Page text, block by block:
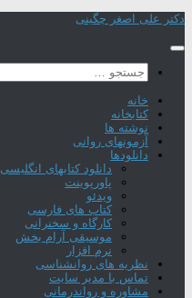
Skip
content
دکتر علی اصغر چگینی
جستجو
برای:
خانه
کتابخانه
نوشته ها
آزمونهای روانی
دانلودها
دانلود کتابهای انگلیسی
پاورپوینت
ویدئو
کتاب های فارسی
کارگاه و سخنرانی
موسیقی آرام بخش
نرم افزار
نظریه های روانشناسی
تماس با مدیر سایت
مشاوره و رواندرمانی